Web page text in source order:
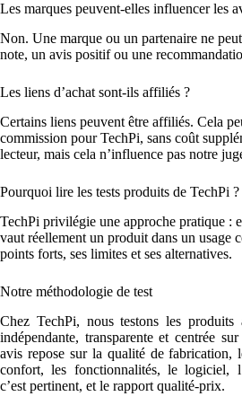
Les marques peuvent-elles influencer les
Non. Une marque ou un partenaire ne
note, un avis positif ou une
Les liens d’achat sont-ils affiliés ?
Certains liens peuvent être affiliés. Cela
commission pour TechPi, sans coût
lecteur, mais cela n’influence pas notre
Pourquoi lire les tests produits de TechPi ?
TechPi privilégie une approche pratique :
vaut réellement un produit dans un usage
points forts, ses limites et ses alternatives.
Notre méthodologie de test
Chez TechPi, nous testons les produits
indépendante, transparente et centrée
avis repose sur la qualité de fabrication,
confort, les fonctionnalités, le logiciel,
c’est pertinent, et le rapport qualité-prix.